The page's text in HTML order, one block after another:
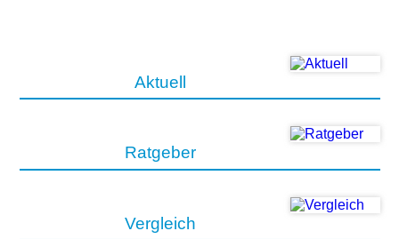
Aktuell
Ratgeber
Vergleich